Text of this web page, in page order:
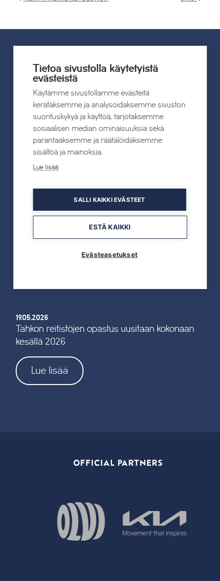
UUTISET
Kaikki uutiset
suomalaiselle arjelle
TAHKOcom palkittiin Vuoden Digiyrityksenä
19.05.2026
Tahkon reitistöjen opastus uusitaan kokonaan
kesällä 2026
Lue lisää
OFFICIAL PARTNERS
Tietoa sivustolla käytetyistä
evästeistä
Käytämme sivustollamme evästeitä
kerätäksemme ja analysoidaksemme sivuston
suorituskykyä ja käyttöä, tarjotaksemme
sosiaalisen median ominaisuuksia sekä
parantaaksemme ja räätälöidäksemme
sisältöä ja mainoksia.
Lue lisää
SALLI KAIKKI EVÄSTEET
ESTÄ KAIKKI
Evästeasetukset